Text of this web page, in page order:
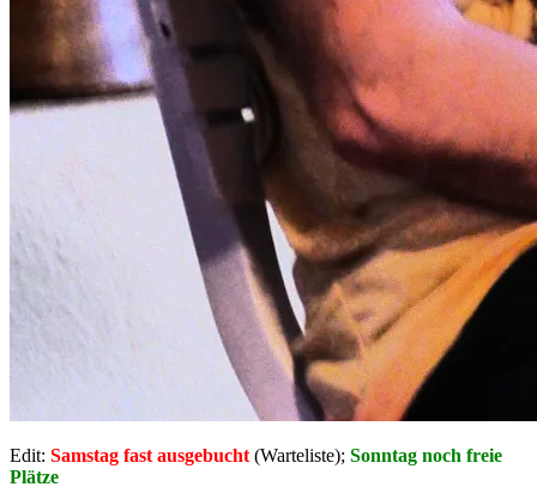
Edit: Samstag fast ausgebucht (Warteliste); Sonntag noch freie
Plätze